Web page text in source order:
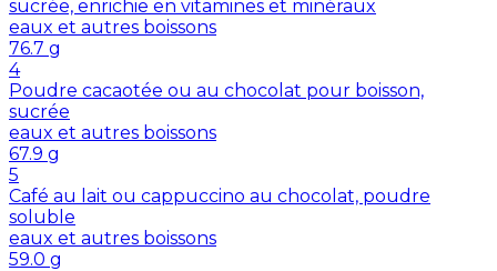
sucrée, enrichie en vitamines et minéraux
eaux et autres boissons
76.7 g
4
Poudre cacaotée ou au chocolat pour boisson,
sucrée
eaux et autres boissons
67.9 g
5
Café au lait ou cappuccino au chocolat, poudre
soluble
eaux et autres boissons
59.0 g